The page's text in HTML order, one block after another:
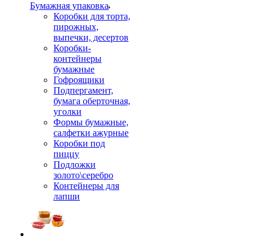
Бумажная упаковка
Коробки для торта,
пирожных,
выпечки, десертов
Коробки-
контейнеры
бумажные
Гофроящики
Подпергамент,
бумага оберточная,
уголки
Формы бумажные,
салфетки ажурные
Коробки под
пиццу
Подложки
золото\серебро
Контейнеры для
лапши